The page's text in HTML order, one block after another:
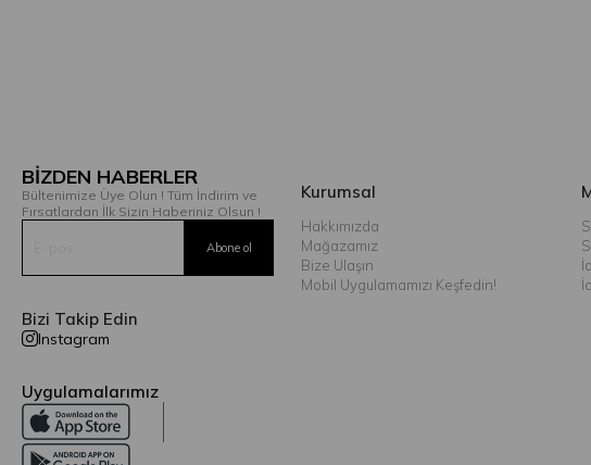
BİZDEN HABERLER
Bültenimize Üye Olun ! Tüm İndirim ve
Fırsatlardan İlk Sizin Haberiniz Olsun !
Bizi Takip Edin
Instagram
Uygulamalarımız
Kurumsal
Hakkımızda
Mağazamız
Bize Ulaşın
Mobil Uygulamamızı Keşfedin!